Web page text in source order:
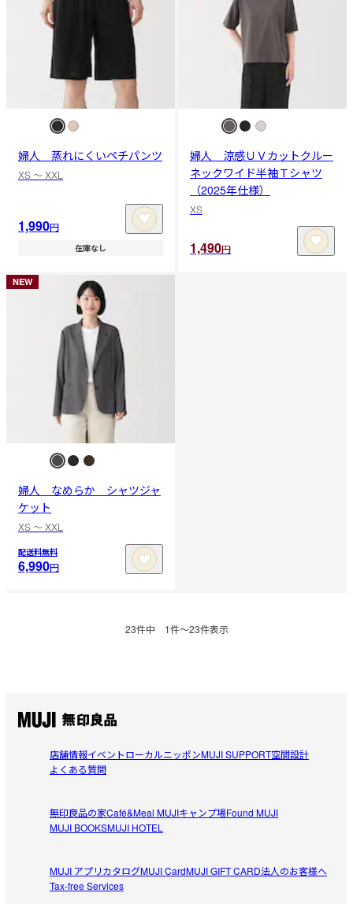
婦人 蒸れにくいペチパンツ
XS 〜 XXL
1,990円
在庫なし
婦人 涼感ＵＶカットクルー
ネックワイド半袖Ｔシャツ
（2025年仕様）
XS
1,490円
NEW
婦人 なめらか シャツジャ
ケット
XS 〜 XXL
配送料無料
6,990円
23件中 1件〜23件表示
店舗情報イベントローカルニッポンMUJI SUPPORT空間設計
よくある質問
無印良品の家Café&Meal MUJIキャンプ場Found MUJI
MUJI BOOKSMUJI HOTEL
MUJI アプリカタログMUJI CardMUJI GIFT CARD法人のお客様へ
Tax-free Services